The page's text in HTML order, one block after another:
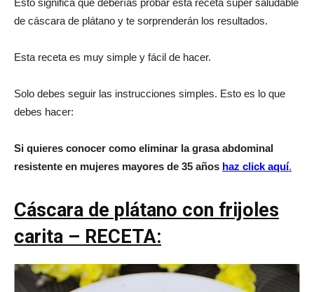
Esto significa que deberías probar esta receta súper saludable
de cáscara de plátano y te sorprenderán los resultados.
Esta receta es muy simple y fácil de hacer.
Solo debes seguir las instrucciones simples. Esto es lo que
debes hacer:
Si quieres conocer como eliminar la grasa abdominal
resistente en mujeres mayores de 35 años haz click aquí.
Cáscara de plátano con frijoles
carita – RECETA: